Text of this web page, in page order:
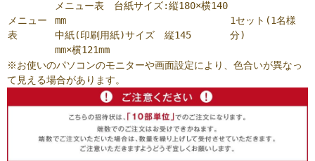
メニュー
表
メニュー表 台紙サイズ:縦180×横140
mm
中紙(印刷用紙)サイズ 縦145
mm×横121mm
1セット(1名様
分)
※お使いのパソコンのモニターや画面設定により、色合いが異なっ
て見える場合があります。